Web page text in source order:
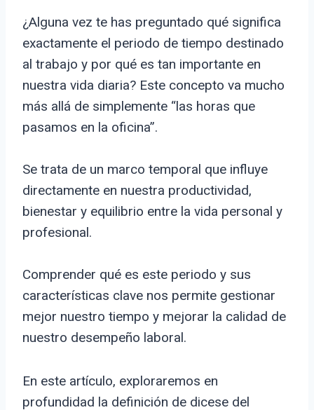
¿Alguna vez te has preguntado qué significa
exactamente el periodo de tiempo destinado
al trabajo y por qué es tan importante en
nuestra vida diaria? Este concepto va mucho
más allá de simplemente “las horas que
pasamos en la oficina”.
Se trata de un marco temporal que influye
directamente en nuestra productividad,
bienestar y equilibrio entre la vida personal y
profesional.
Comprender qué es este periodo y sus
características clave nos permite gestionar
mejor nuestro tiempo y mejorar la calidad de
nuestro desempeño laboral.
En este artículo, exploraremos en
profundidad la definición de dicese del